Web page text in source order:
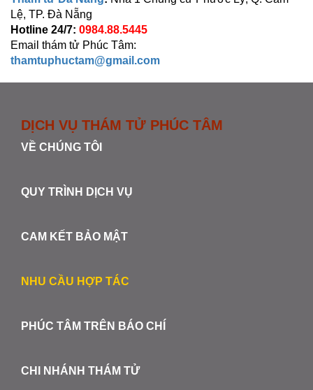
Lệ, TP. Đà Nẵng
Hotline 24/7: 0984.88.5445
Email thám tử Phúc Tâm:
thamtuphuctam@gmail.com
DỊCH VỤ THÁM TỬ PHÚC TÂM
VỀ CHÚNG TÔI
QUY TRÌNH DỊCH VỤ
CAM KẾT BẢO MẬT
NHU CẦU HỢP TÁC
PHÚC TÂM TRÊN BÁO CHÍ
CHI NHÁNH THÁM TỬ